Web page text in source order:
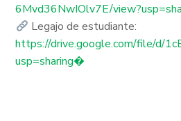
6Mvd36NwIOlv7E/
Legajo de estudiante:
https://drive.google.com/file/d/
usp=sharing⁠�